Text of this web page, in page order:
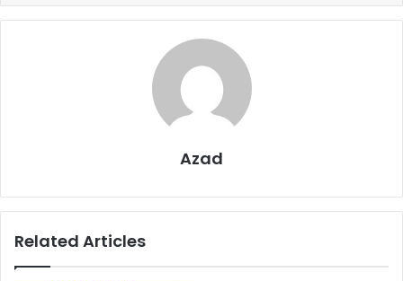
Azad
Related Articles